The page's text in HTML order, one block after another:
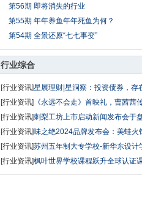
第56期 即将消失的行业
第55期 年年养鱼年年死鱼为何？
第54期 全景还原“七七事变”
行业综合
[行业资讯]星展理财|星洞察：投资债券，存
[行业资讯] 《永远不会走》首映礼，曹茜茜
[行业资讯]刺梨工坊上市启动新闻发布会于
[行业资讯]味之绝2024品牌发布会：美蛙火
[行业资讯]苏州五年制大专学校-新华东设计
[行业资讯]枫叶世界学校课程跃升全球认证